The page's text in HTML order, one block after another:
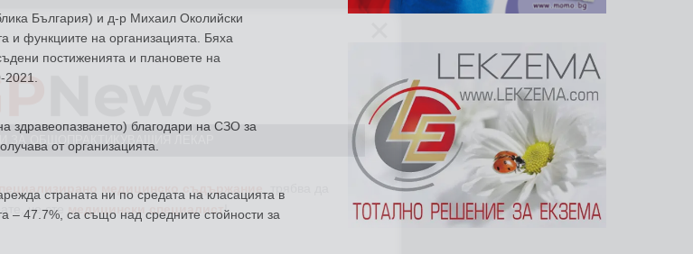
България) и д-р Михаил Околийски
и функциите на организацията. Бяха
постиженията и плановете на
здравеопазването) благодари на СЗО за
от организацията.
страната ни по средата на класацията в
47.7%, са също над средните стойности за
News
медицинско съдържание